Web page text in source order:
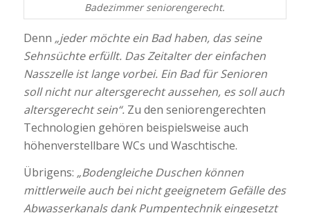
Badezimmer seniorengerecht.
Denn „jeder möchte ein Bad haben, das seine
Sehnsüchte erfüllt. Das Zeitalter der einfachen
Nasszelle ist lange vorbei. Ein Bad für Senioren
soll nicht nur altersgerecht aussehen, es soll auch
altersgerecht sein“. Zu den seniorengerechten
Technologien gehören beispielsweise auch
höhenverstellbare WCs und Waschtische.
Übrigens: „Bodengleiche Duschen können
mittlerweile auch bei nicht geeignetem Gefälle des
Abwasserkanals dank Pumpentechnik eingesetzt